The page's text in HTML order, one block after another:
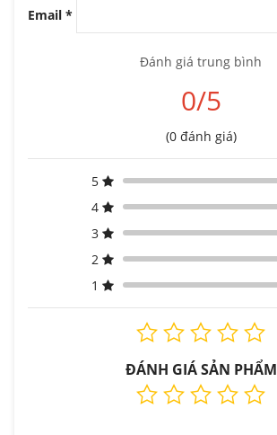
Email *
Đánh giá trung bình
0/5
(0 đánh giá)
5
4
3
2
1
ĐÁNH GIÁ SẢN PHẨM